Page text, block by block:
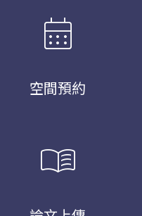
calendar_month
空間預約
menu_book